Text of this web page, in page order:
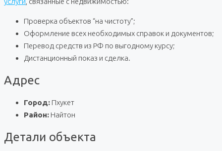
Проверка объектов “на чистоту”;
Оформление всех необходимых справок и документов;
Перевод средств из РФ по выгодному курсу;
Дистанционный показ и сделка.
Адрес
Город: Пхукет
Район: Найтон
Детали объекта